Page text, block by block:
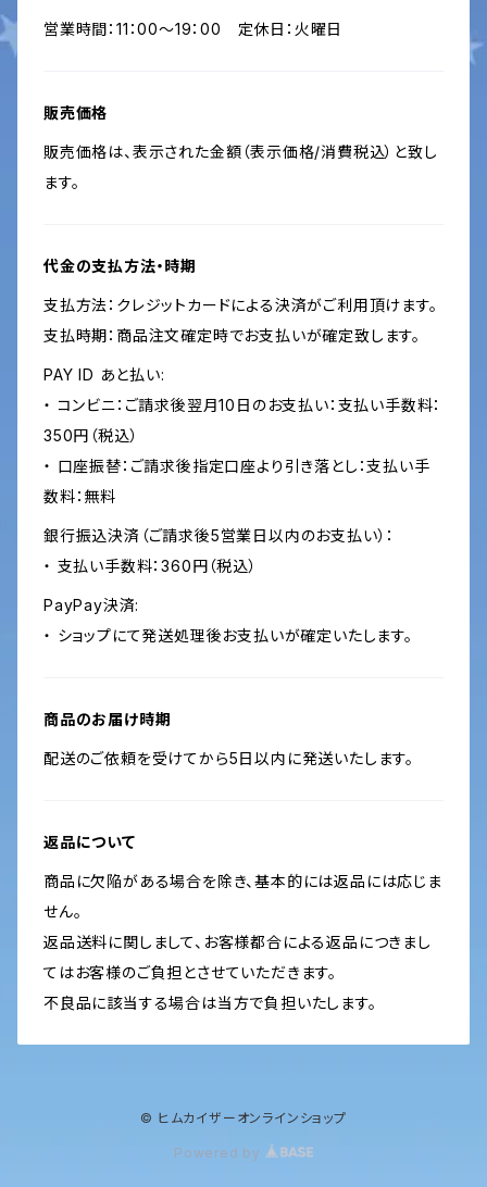
営業時間：11：00～19：00 定休日：火曜日
販売価格
販売価格は、表示された金額（表示価格/消費税込）と致し
ます。
代金の支払方法・時期
支払方法：クレジットカードによる決済がご利用頂けます。
支払時期：商品注文確定時でお支払いが確定致します。
PAY ID あと払い:
・ コンビニ：ご請求後翌月10日のお支払い：支払い手数料：
350円（税込）
・ 口座振替：ご請求後指定口座より引き落とし：支払い手
数料：無料
銀行振込決済（ご請求後5営業日以内のお支払い）：
・ 支払い手数料：360円（税込）
PayPay決済:
・ ショップにて発送処理後お支払いが確定いたします。
商品のお届け時期
配送のご依頼を受けてから5日以内に発送いたします。
返品について
商品に欠陥がある場合を除き、基本的には返品には応じま
せん。
返品送料に関しまして、お客様都合による返品につきまし
てはお客様のご負担とさせていただきます。
不良品に該当する場合は当方で負担いたします。
© ヒムカイザーオンラインショップ
Powered by